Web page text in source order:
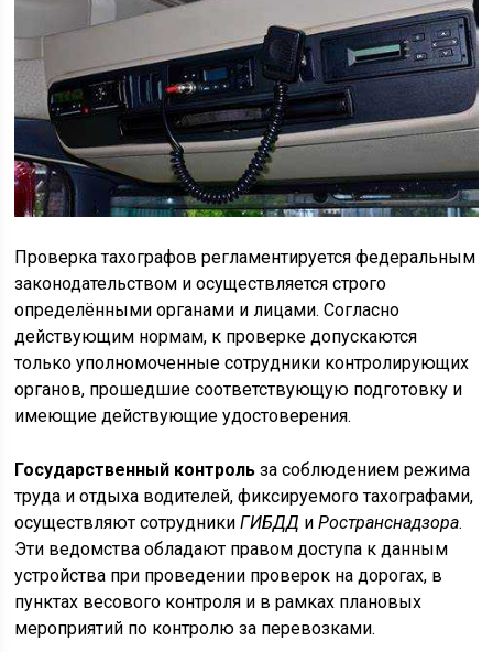
Проверка тахографов регламентируется федеральным
законодательством и осуществляется строго
определёнными органами и лицами. Согласно
действующим нормам, к проверке допускаются
только уполномоченные сотрудники контролирующих
органов, прошедшие соответствующую подготовку и
имеющие действующие удостоверения.
Государственный контроль за соблюдением режима
труда и отдыха водителей, фиксируемого тахографами,
осуществляют сотрудникиГИБДД иРостранснадзора.
Эти ведомства обладают правом доступа к данным
устройства при проведении проверок на дорогах, в
пунктах весового контроля и в рамках плановых
мероприятий по контролю за перевозками.